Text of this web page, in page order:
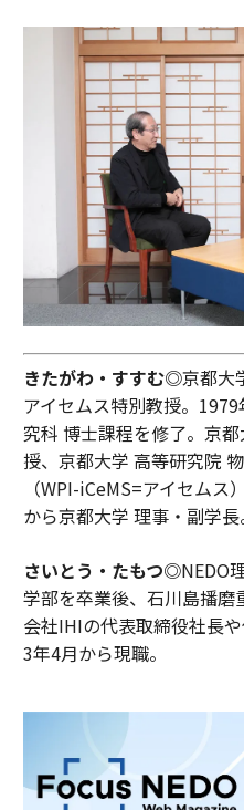
きたがわ・すすむ◎京都大
アイセムス特別教授。
究科 博士課程を修了。京
授、京都大学 高等研究院
（WPI-iCeMS=アイセム
から京都大学 理事・副学長
さいとう・たもつ◎NEDO
学部を卒業後、石川島播
会社IHIの代表取締役社長
3年4月から現職。